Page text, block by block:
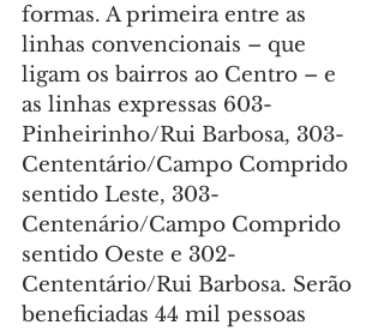
formas. A primeira entre as
linhas convencionais – que
ligam os bairros ao Centro – e
as linhas expressas 603-
Pinheirinho/Rui Barbosa, 303-
Cententário/Campo Comprido
sentido Leste, 303-
Centenário/Campo Comprido
sentido Oeste e 302-
Cententário/Rui Barbosa. Serão
beneficiadas 44 mil pessoas